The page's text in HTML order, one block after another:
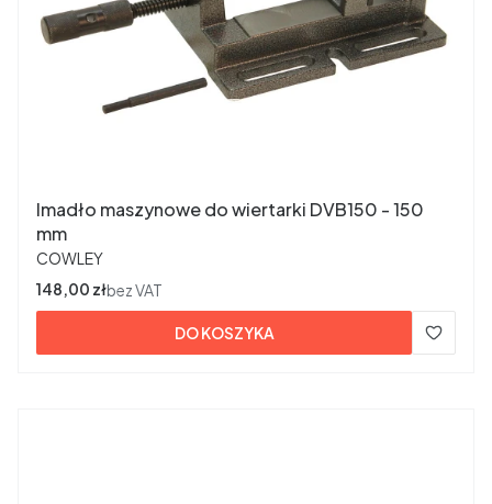
Imadło maszynowe do wiertarki DVB150 - 150
mm
PRODUCENT
COWLEY
Cena
148,00 złbez VAT
DO KOSZYKA